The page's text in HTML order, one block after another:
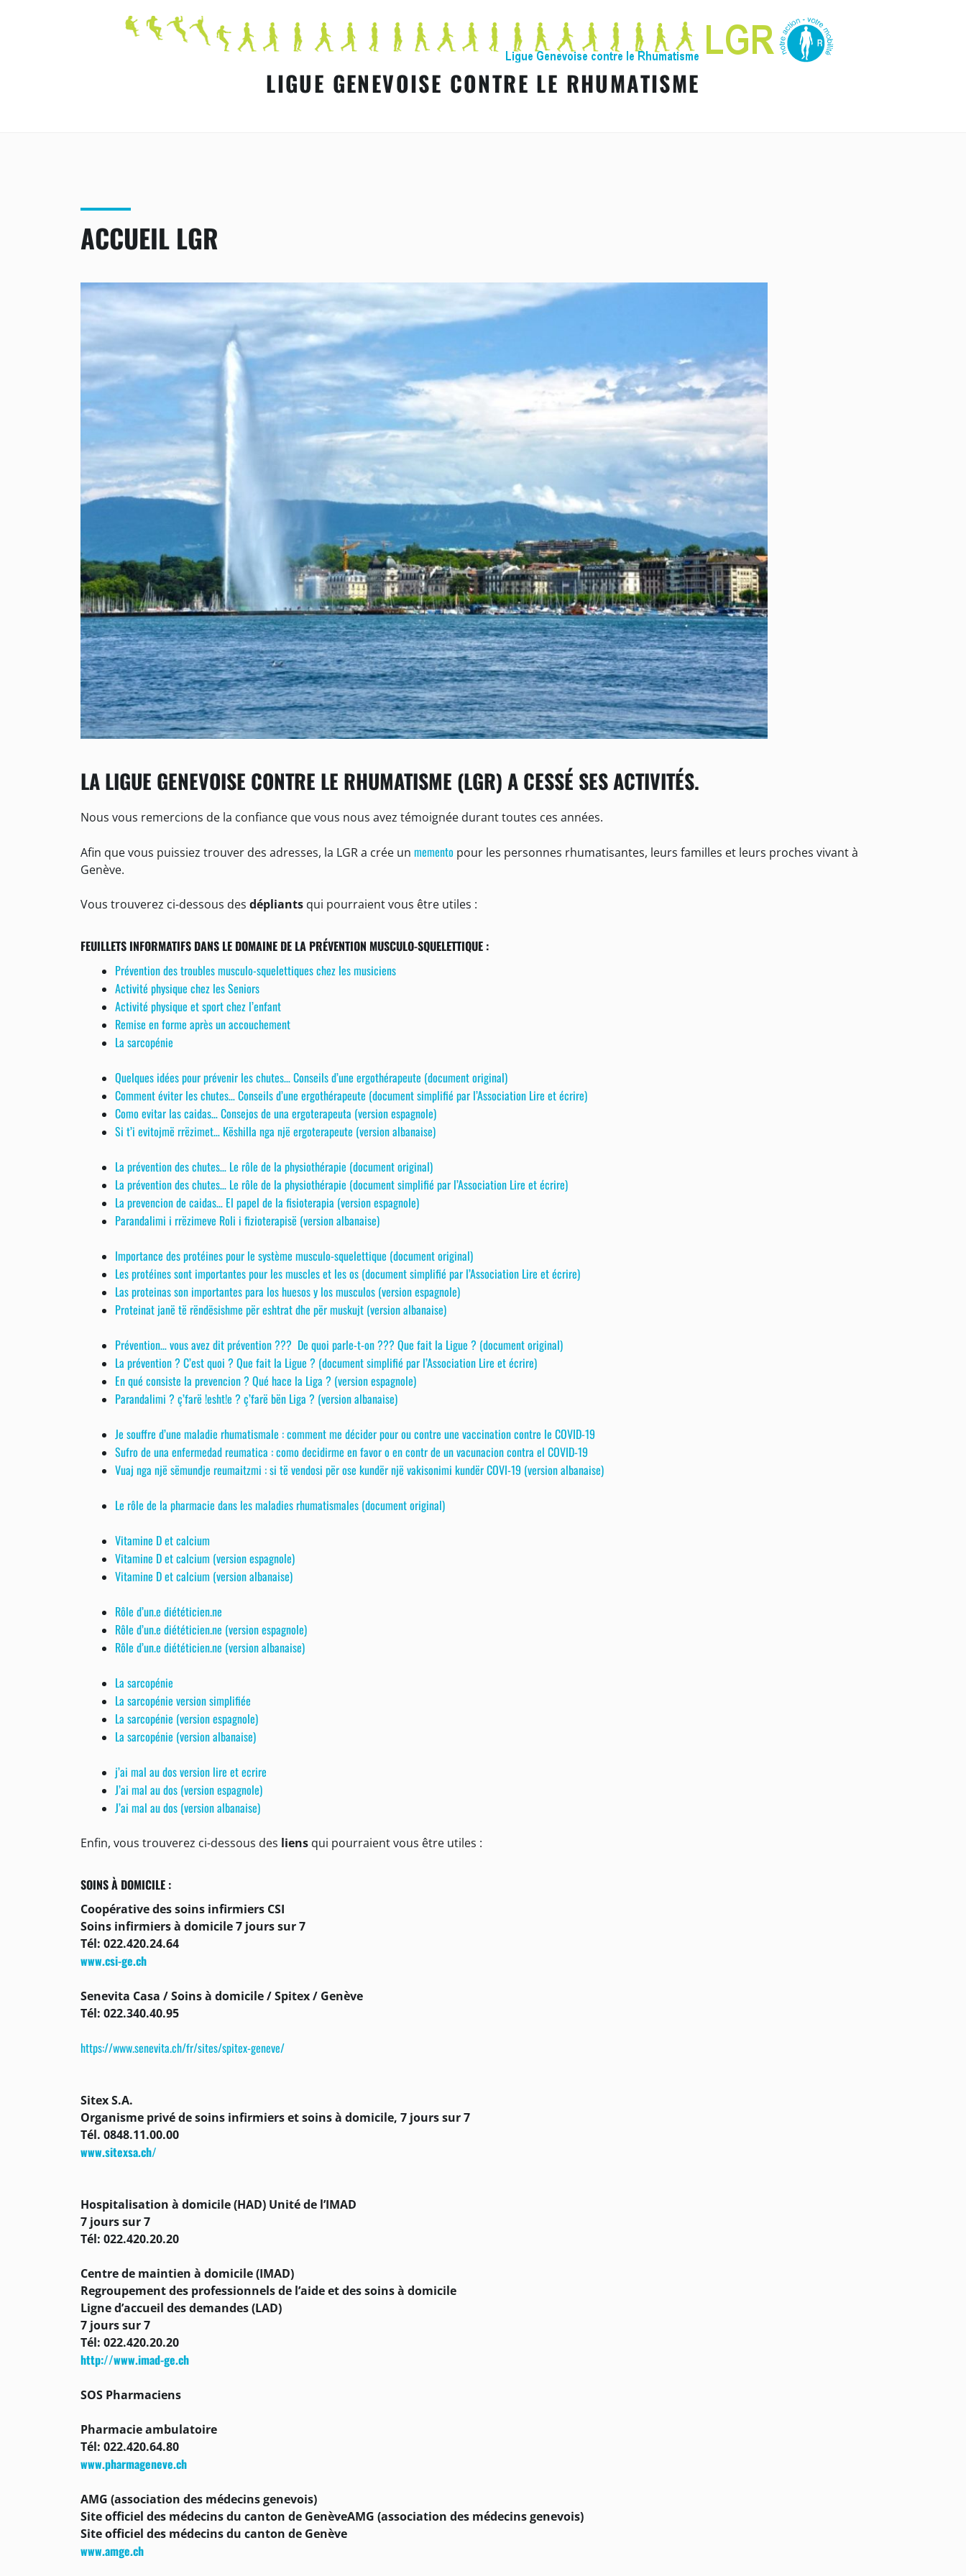
LIGUE GENEVOISE CONTRE LE RHUMATISME
ACCUEIL LGR
LA LIGUE GENEVOISE CONTRE LE RHUMATISME (LGR) A CESSÉ SES ACTIVITÉS.
Nous vous remercions de la confiance que vous nous avez témoignée durant toutes ces années.
Afin que vous puissiez trouver des adresses, la LGR a crée un memento pour les personnes rhumatisantes, leurs familles et leurs proches vivant à
Genève.
Vous trouverez ci-dessous des dépliants qui pourraient vous être utiles :
FEUILLETS INFORMATIFS DANS LE DOMAINE DE LA PRÉVENTION MUSCULO-SQUELETTIQUE :
Prévention des troubles musculo-squelettiques chez les musiciens
Activité physique chez les Seniors
Activité physique et sport chez l’enfant
Remise en forme après un accouchement
La sarcopénie
Quelques idées pour prévenir les chutes… Conseils d’une ergothérapeute (document original)
Comment éviter les chutes… Conseils d’une ergothérapeute (document simplifié par l’Association Lire et écrire)
Como evitar las caidas… Consejos de una ergoterapeuta (version espagnole)
Si t’i evitojmë rrëzimet… Këshilla nga një ergoterapeute (version albanaise)
La prévention des chutes… Le rôle de la physiothérapie (document original)
La prévention des chutes… Le rôle de la physiothérapie (document simplifié par l’Association Lire et écrire)
La prevencion de caidas… El papel de la fisioterapia (version espagnole)
Parandalimi i rrëzimeve Roli i fizioterapisë (version albanaise)
Importance des protéines pour le système musculo-squelettique (document original)
Les protéines sont importantes pour les muscles et les os (document simplifié par l’Association Lire et écrire)
Las proteinas son importantes para los huesos y los musculos (version espagnole)
Proteinat janë të rëndësishme për eshtrat dhe për muskujt (version albanaise)
Prévention… vous avez dit prévention ??? De quoi parle-t-on ??? Que fait la Ligue ? (document original)
La prévention ? C’est quoi ? Que fait la Ligue ? (document simplifié par l’Association Lire et écrire)
En qué consiste la prevencion ? Qué hace la Liga ? (version espagnole)
Parandalimi ? ç’farë !esht!e ? ç’farë bën Liga ? (version albanaise)
Je souffre d’une maladie rhumatismale : comment me décider pour ou contre une vaccination contre le COVID-19
Sufro de una enfermedad reumatica : como decidirme en favor o en contr de un vacunacion contra el COVID-19
Vuaj nga një sëmundje reumaitzmi : si të vendosi për ose kundër një vakisonimi kundër COVI-19 (version albanaise)
Le rôle de la pharmacie dans les maladies rhumatismales (document original)
Vitamine D et calcium
Vitamine D et calcium (version espagnole)
Vitamine D et calcium (version albanaise)
Rôle d’un.e diététicien.ne
Rôle d’un.e diététicien.ne (version espagnole)
Rôle d’un.e diététicien.ne (version albanaise)
La sarcopénie
La sarcopénie version simplifiée
La sarcopénie (version espagnole)
La sarcopénie (version albanaise)
j’ai mal au dos version lire et ecrire
J’ai mal au dos (version espagnole)
J’ai mal au dos (version albanaise)
Enfin, vous trouverez ci-dessous des liens qui pourraient vous être utiles :
SOINS À DOMICILE :
Coopérative des soins infirmiers CSI
Soins infirmiers à domicile 7 jours sur 7
Tél: 022.420.24.64
www.csi-ge.ch
Senevita Casa / Soins à domicile / Spitex / Genève
Tél: 022.340.40.95
https://www.senevita.ch/fr/sites/spitex-geneve/
Sitex S.A.
Organisme privé de soins infirmiers et soins à domicile, 7 jours sur 7
Tél. 0848.11.00.00
www.sitexsa.ch/
Hospitalisation à domicile (HAD) Unité de l’IMAD
7 jours sur 7
Tél: 022.420.20.20
Centre de maintien à domicile (IMAD)
Regroupement des professionnels de l’aide et des soins à domicile
Ligne d’accueil des demandes (LAD)
7 jours sur 7
Tél: 022.420.20.20
http://www.imad-ge.ch
SOS Pharmaciens
Pharmacie ambulatoire
Tél: 022.420.64.80
www.pharmageneve.ch
AMG (association des médecins genevois)
Site officiel des médecins du canton de GenèveAMG (association des médecins genevois)
Site officiel des médecins du canton de Genève
www.amge.ch